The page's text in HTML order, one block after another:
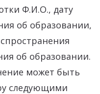
Ф.И.О., дату
об образовании,
об образовании.
может быть
следующими